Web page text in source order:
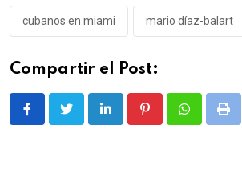
cubanos en miami mario díaz-balart
Compartir el Post:
LinkedIn PinterestWhatsappPrint